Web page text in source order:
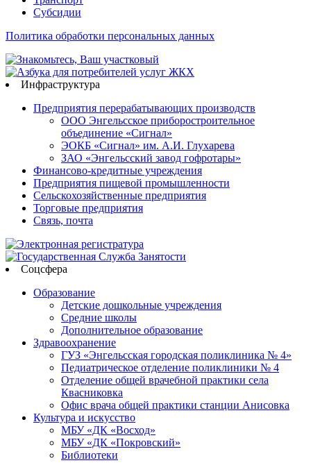
Субсидии
Политика обработки персональных данных
Инфраструктура
Предприятия перерабатывающих производств
ООО Энгельсское приборостроительное
объединение «Сигнал»
ЭОКБ «Сигнал» им. А.И. Глухарева
ЗАО «Энгельсский завод гофротары»
Финансово-кредитные учреждения
Предприятия пищевой промышленности
Сельскохозяйственные предприятия
Торговые предприятия
Связь, почта
Соцсфера
Образование
Детские дошкольные учреждения
Средние школы
Дополнительное образование
Здравоохранение
ГУЗ «Энгельсская городская поликлиника № 4»
Педиатрическое отделение поликлиники № 4
Отделение общей врачебной практики села
Квасниковка
Офис врача общей практики станции Анисовка
Культура и искусство
МБУ «ДК «Восход»
МБУ «ДК «Покровский»
Библиотеки